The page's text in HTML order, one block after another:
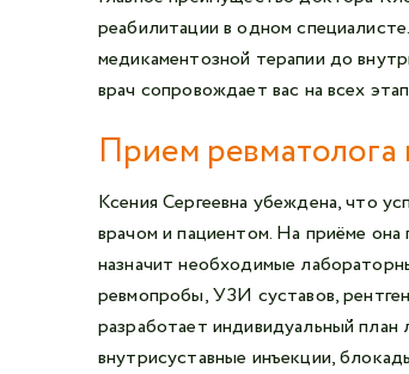
реабилитации в одном
медикаментозной терапии до
врач сопровождает вас на всех
Прием
Ксения Сергеевна убеждена, что
врачом и пациентом. На приёме
назначит необходимые
ревмопробы, УЗИ суставов,
разработает индивидуальный
внутрисуставные инъекции,